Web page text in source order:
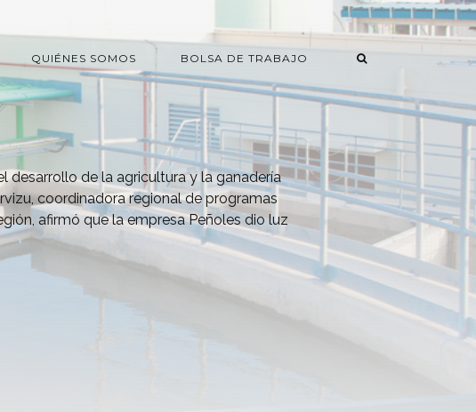
QUIÉNES SOMOS BOLSA DE TRABAJO
desarrollo de la agricultura y la ganadería
coordinadora regional de programas
afirmó que la empresa Peñoles dio luz